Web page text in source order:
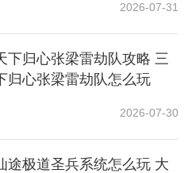
据并不互通，属于两个不
想要玩国服《如鸢》，需
，无法继承《代号鸢》的
支持数据互通，也不支持
2026-07-31
下归心张梁雷劫队攻略 三
归心张梁雷劫队怎么玩
2026-07-30
途极道圣兵系统怎么玩 大